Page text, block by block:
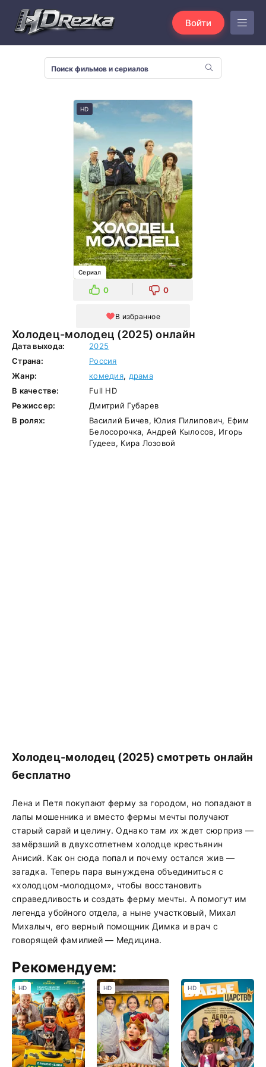
Войти
Холодец-молодец (2025) онлайн
HD
Сериал
0 0
В избранное
Дата выхода:
2025
Страна:
Россия
Жанр:
комедия, драма
В качестве:
Full HD
Режиссер:
Дмитрий Губарев
В ролях:
Василий Бичев, Юлия Пилипович, Ефим
Белосорочка, Андрей Кылосов, Игорь
Гудеев, Кира Лозовой
Холодец-молодец (2025) смотреть онлайн
бесплатно
Лена и Петя покупают ферму за городом, но попадают в
лапы мошенника и вместо фермы мечты получают
старый сарай и целину. Однако там их ждет сюрприз —
замёрзший в двухсотлетнем холодце крестьянин
Анисий. Как он сюда попал и почему остался жив —
загадка. Теперь пара вынуждена объединиться с
«холодцом-молодцом», чтобы восстановить
справедливость и создать ферму мечты. А помогут им
легенда убойного отдела, а ныне участковый, Михал
Михалыч, его верный помощник Димка и врач с
говорящей фамилией — Медицина.
Рекомендуем:
HD HD HD